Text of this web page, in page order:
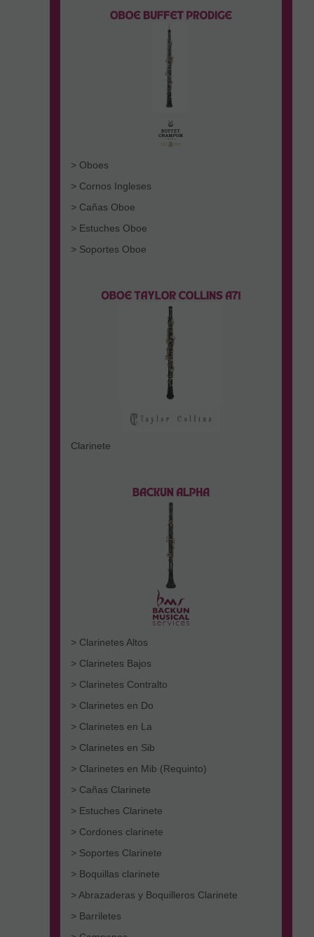
> Oboes
> Cornos Ingleses
> Cañas Oboe
> Estuches Oboe
> Soportes Oboe
Clarinete
> Clarinetes Altos
> Clarinetes Bajos
> Clarinetes Contralto
> Clarinetes en Do
> Clarinetes en La
> Clarinetes en Sib
> Clarinetes en Mib (Requinto)
> Cañas Clarinete
> Estuches Clarinete
> Cordones clarinete
> Soportes Clarinete
> Boquillas clarinete
> Abrazaderas y Boquilleros Clarinete
> Barriletes